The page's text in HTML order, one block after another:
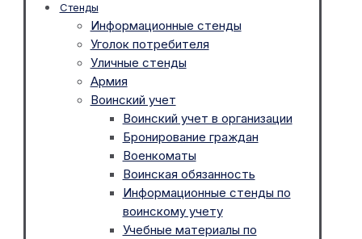
Стенды
Информационные стенды
Уголок потребителя
Уличные стенды
Армия
Воинский учет
Воинский учет в организации
Бронирование граждан
Военкоматы
Воинская обязанность
Информационные стенды по
воинскому учету
Учебные материалы по